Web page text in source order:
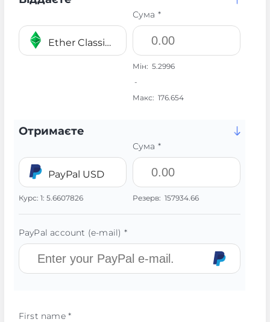
Ether Classic ETC
Сума *
Мін: 5.2996
-
Макс: 176.654
Отримаєте
PayPal USD
Курс: 1: 5.6607826
Сума *
Резерв: 157934.66
PayPal account (e-mail) *
First name *